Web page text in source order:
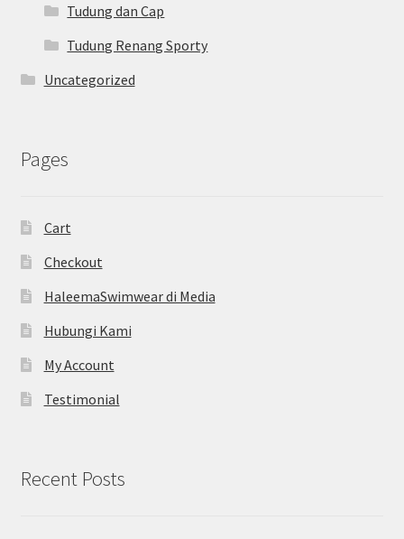
Tudung dan Cap
Tudung Renang Sporty
Uncategorized
Pages
Cart
Checkout
HaleemaSwimwear di Media
Hubungi Kami
My Account
Testimonial
Recent Posts